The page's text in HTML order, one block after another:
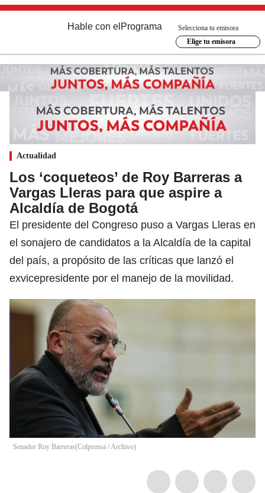
Hable con el Programa
Selecciona tu emisora
Elige tu emisora
Actualidad
Los ‘coqueteos’ de Roy Barreras a
Vargas Lleras para que aspire a
Alcaldía de Bogotá
El presidente del Congreso puso a Vargas Lleras en
el sonajero de candidatos a la Alcaldía de la capital
del país, a propósito de las críticas que lanzó el
exvicepresidente por el manejo de la movilidad.
Senador Roy Barreras(Colprensa / Archivo)